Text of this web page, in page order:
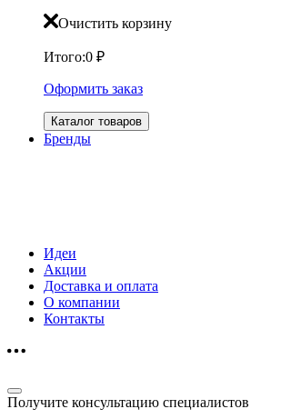
Очистить корзину
Итого:0 ₽
Оформить заказ
Каталог товаров
Бренды
Идеи
Акции
Доставка и оплата
О компании
Контакты
Получите консультацию специалистов